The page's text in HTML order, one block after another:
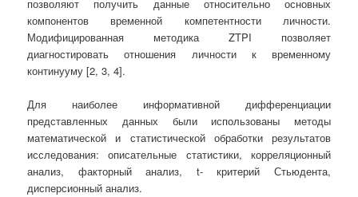
позволяют получить данные относительно основных
компонентов временной компетентности личности.
Модифицированная методика ZTPI позволяет
диагностироватьотношения личности к временному
континууму [2, 3, 4].
Для наиболее информативной дифференциации
представленных данных были использованы методы
математической и статистической обработки результатов
исследования: описательные статистики, корреляционный
анализ, факторный анализ, t- критерий Стьюдента,
дисперсионный анализ.